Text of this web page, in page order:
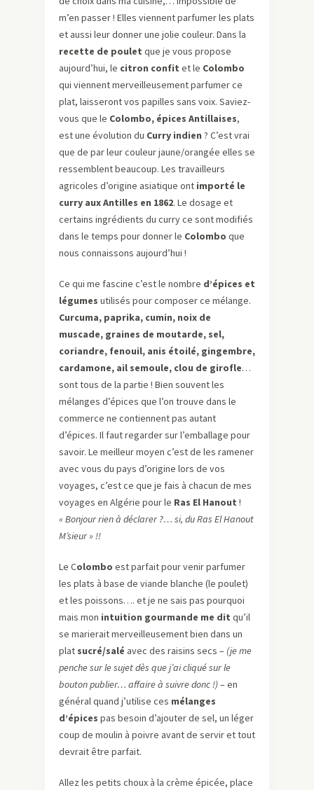
m’en passer ! Elles viennent parfumer les plats
et aussi leur donner une jolie couleur. Dans la
recette de poulet que je vous propose
aujourd’hui, le citron confit et le Colombo
qui viennent merveilleusement parfumer ce
plat, laisseront vos papilles sans voix. Saviez-
vous que le Colombo, épices Antillaises,
est une évolution du Curry indien ? C’est vrai
que de par leur couleur jaune/orangée elles se
ressemblent beaucoup. Les travailleurs
agricoles d’origine asiatique ont importé le
curry aux Antilles en 1862. Le dosage et
certains ingrédients du curry ce sont modifiés
dans le temps pour donner le Colombo que
nous connaissons aujourd’hui !
Ce qui me fascine c’est le nombre d’épices et
légumes utilisés pour composer ce mélange.
Curcuma, paprika, cumin, noix de
muscade, graines de moutarde, sel,
coriandre, fenouil, anis étoilé, gingembre,
cardamone, ail semoule, clou de girofle…
sont tous de la partie ! Bien souvent les
mélanges d’épices que l’on trouve dans le
commerce ne contiennent pas autant
d’épices. Il faut regarder sur l’emballage pour
savoir. Le meilleur moyen c’est de les ramener
avec vous du pays d’origine lors de vos
voyages, c’est ce que je fais à chacun de mes
voyages en Algérie pour le Ras El Hanout !
« Bonjour rien à déclarer ?… si, du Ras El Hanout
M’sieur » !!
Le Colombo est parfait pour venir parfumer
les plats à base de viande blanche (le poulet)
et les poissons…. et je ne sais pas pourquoi
mais mon intuition gourmande me dit qu’il
se marierait merveilleusement bien dans un
plat sucré/salé avec des raisins secs – (je me
penche sur le sujet dès que j’ai cliqué sur le
bouton publier… affaire à suivre donc !)– en
général quand j’utilise ces mélanges
d’épices pas besoin d’ajouter de sel, un léger
coup de moulin à poivre avant de servir et tout
devrait être parfait.
Allez les petits choux à la crème épicée, place